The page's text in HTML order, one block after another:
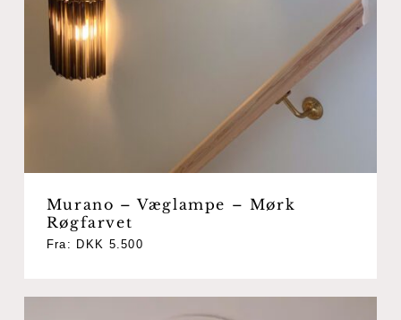
Murano – Væglampe – Mørk
Røgfarvet
Fra: DKK 5.500